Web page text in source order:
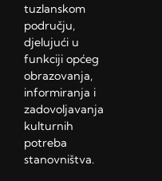
tuzlanskom
području,
djelujući u
funkciji općeg
obrazovanja,
informiranja i
zadovoljavanja
kulturnih
potreba
stanovništva.